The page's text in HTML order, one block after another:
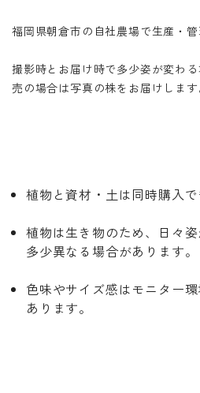
福岡県朝倉市の自社農場で生産・管
撮影時とお届け時で多少姿が変わ
売の場合は写真の株をお届けします
植物と資材・土は同時購入で
植物は生き物のため、日々
多少異なる場合があります。
色味やサイズ感はモニター
あります。